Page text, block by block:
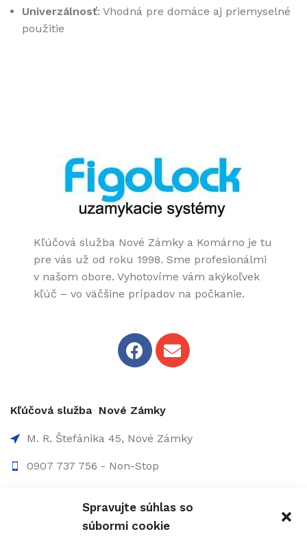
Spravujte súhlas so
súbormi cookie
Univerzálnosť: Vhodná pre domáce aj priemyselné
použitie
Kľúčová služba Nové Zámky a Komárno je tu
pre vás už od roku 1998. Sme profesionálmi
v našom obore. Vyhotovíme vám akýkoľvek
kľúč – vo väčšine prípadov na počkanie.
Kľúčová služba Nové Zámky
M. R. Štefánika 45, Nové Zámky
0907 737 756 - Non-Stop
info@figolock.sk